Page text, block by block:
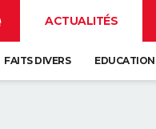
ACTUALITÉS
FAITS DIVERS EDUCATION